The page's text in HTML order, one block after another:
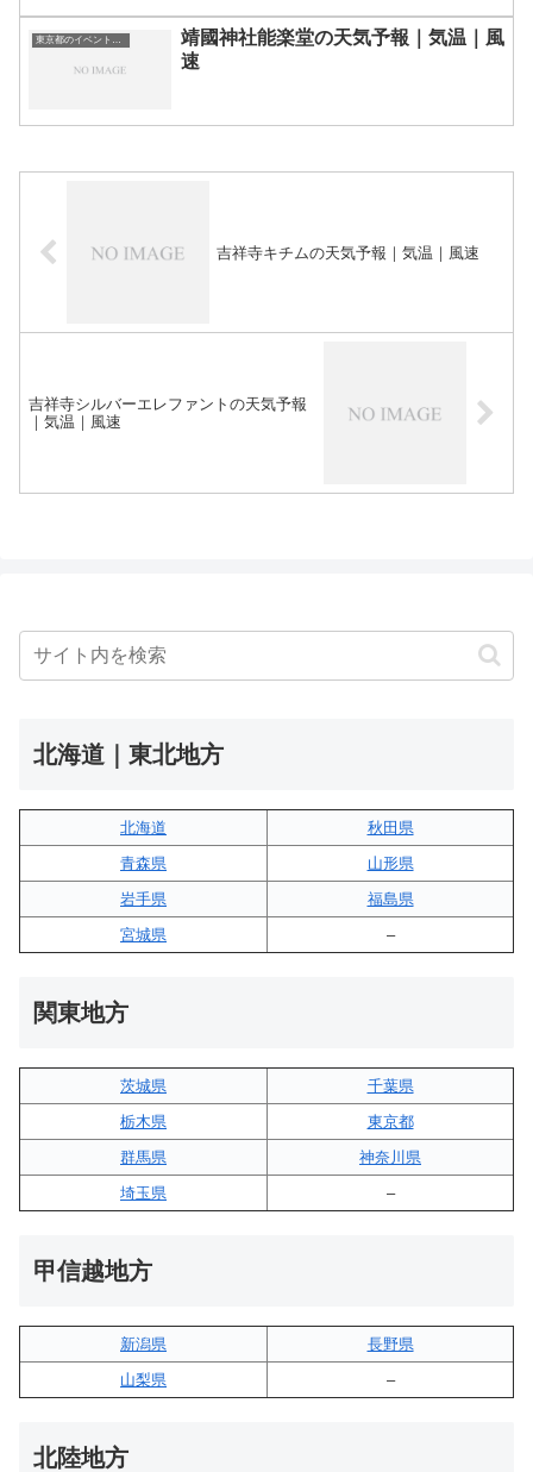
靖國神社能楽堂の天気予報｜気温｜風
速
吉祥寺キチムの天気予報｜気温｜風速
吉祥寺シルバーエレファントの天気予報
｜気温｜風速
北海道｜東北地方
北海道
秋田県
青森県
山形県
岩手県
福島県
宮城県
–
関東地方
茨城県
千葉県
栃木県
東京都
群馬県
神奈川県
埼玉県
–
甲信越地方
新潟県
長野県
山梨県
–
北陸地方